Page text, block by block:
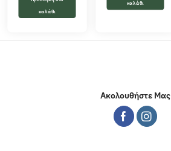
καλάθι
καλάθι
Ακολουθήστε Μας